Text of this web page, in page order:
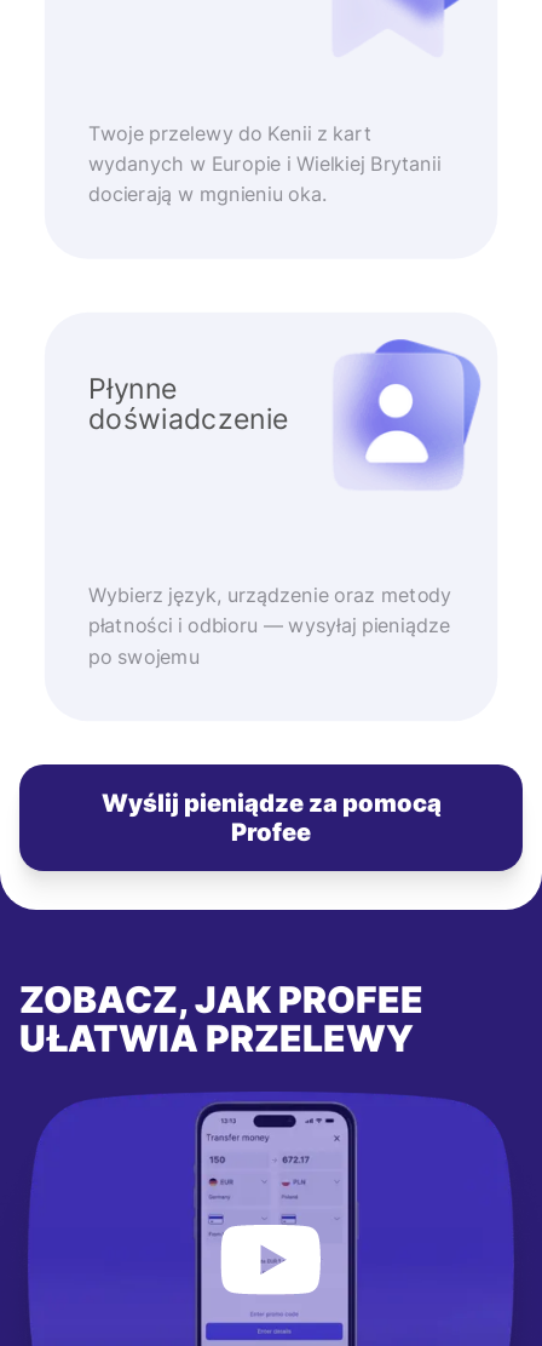
Twoje przelewy do Kenii z kart
wydanych w Europie i Wielkiej Brytanii
docierają w mgnieniu oka.
Płynne
doświadczenie
Wybierz język, urządzenie oraz metody
płatności i odbioru — wysyłaj pieniądze
po swojemu
Wyślij pieniądze za pomocą
Profee
ZOBACZ, JAK PROFEE
UŁATWIA PRZELEWY